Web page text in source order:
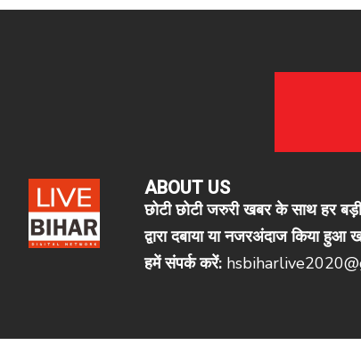
ABOUT US
छोटी छोटी जरुरी खबर के साथ हर
द्वारा दबाया या नजरअंदाज किया
हमें संपर्क करें: